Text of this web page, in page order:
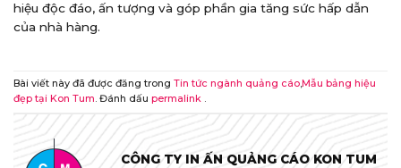
hiệu độc đáo, ấn tượng và góp phần gia tăng sức hấp dẫn
của nhà hàng.
Bài viết này đã được đăng trong Tin tức ngành quảng cáo,Mẫu bảng hiệu
đẹp tại Kon Tum. Đánh dấu permalink .
CÔNG TY IN ẤN QUẢNG CÁO KON TUM